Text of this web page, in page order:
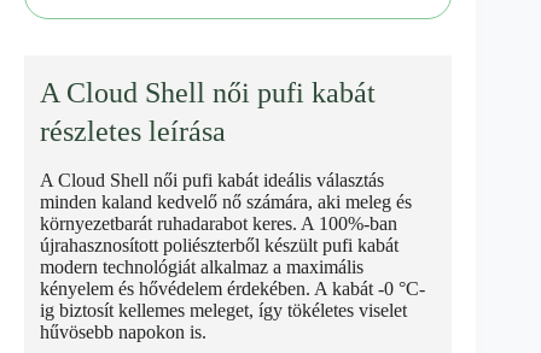
A Cloud Shell női pufi kabát
részletes leírása
A Cloud Shell női pufi kabát ideális választás
minden kaland kedvelő nő számára, aki meleg és
környezetbarát ruhadarabot keres. A 100%-ban
újrahasznosított poliészterből készült pufi kabát
modern technológiát alkalmaz a maximális
kényelem és hővédelem érdekében. A kabát -0 °C-
ig biztosít kellemes meleget, így tökéletes viselet
hűvösebb napokon is.